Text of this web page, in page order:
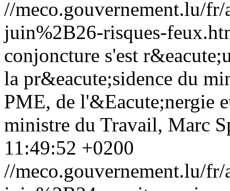
//meco.gouvernement.lu/
juin%2B26-risques-
conjoncture s'est
la pr&eacute;sidence du
PME, de l'&Eacute;nergie
ministre du Travail, Marc
11:49:52 +0200
//meco.gouvernement.lu/